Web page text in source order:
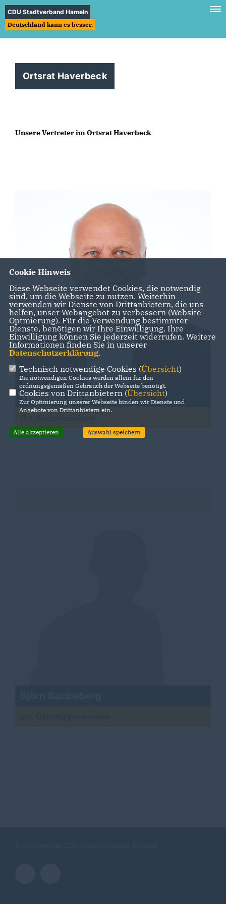
CDU Stadtverband Hameln
Deutschland kann es besser.
Ortsrat Haverbeck
Unsere Vertreter im Ortsrat Haverbeck
Thorsten Sander
Cookie Hinweis
Diese Webseite verwendet Cookies, die notwendig
sind, um die Webseite zu nutzen. Weiterhin
verwenden wir Dienste von Drittanbietern, die uns
helfen, unser Webangebot zu verbessern (Website-
Optmierung). Für die Verwendung bestimmter
Dienste, benötigen wir Ihre Einwilligung. Ihre
Einwilligung können Sie jederzeit widerrufen. Weitere
Informationen finden Sie in unserer
Datenschutzerklärung.
Technisch notwendige Cookies (Übersicht)
Die notwendigen Cookies werden allein für den
ordnungsgemäßen Gebrauch der Webseite benötigt.
Cookies von Drittanbietern (Übersicht)
Zur Optimierung unserer Webseite binden wir Dienste und
Angebote von Drittanbietern ein.
Alle akzeptieren Auswahl speichern